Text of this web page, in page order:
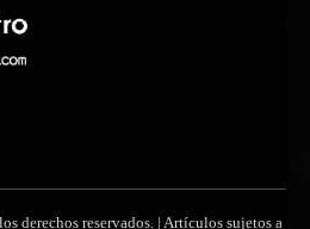
derechos reservados. | Artículos sujetos a